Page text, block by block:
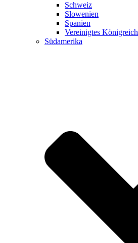
Schweiz
Slowenien
Spanien
Vereinigtes Königreich
Südamerika